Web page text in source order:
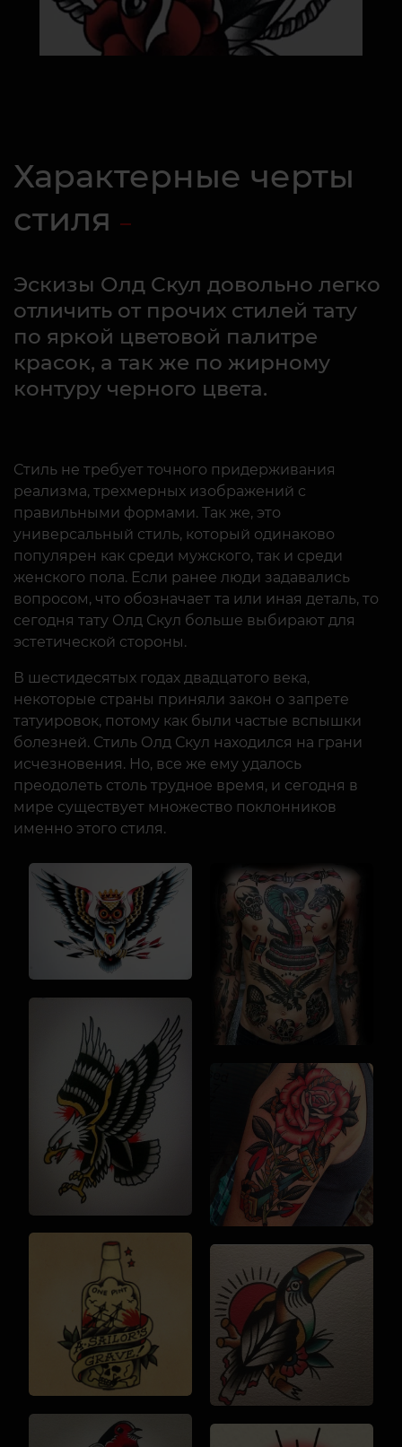
Характерные черты
стиля
Эскизы Олд Скул довольно легко
отличить от прочих стилей тату
по яркой цветовой палитре
красок, а так же по жирному
контуру черного цвета.
Стиль не требует точного придерживания
реализма, трехмерных изображений с
правильными формами. Так же, это
универсальный стиль, который одинаково
популярен как среди мужского, так и среди
женского пола. Если ранее люди задавались
вопросом, что обозначает та или иная деталь, то
сегодня тату Олд Скул больше выбирают для
эстетической стороны.
В шестидесятых годах двадцатого века,
некоторые страны приняли закон о запрете
татуировок, потому как были частые вспышки
болезней. Стиль Олд Скул находился на грани
исчезновения. Но, все же ему удалось
преодолеть столь трудное время, и сегодня в
мире существует множество поклонников
именно этого стиля.